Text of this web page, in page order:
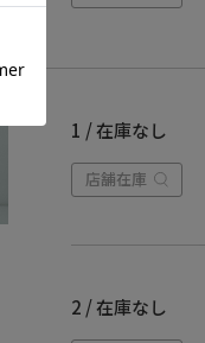
1 / 在庫なし
店舗在庫
2 / 在庫なし